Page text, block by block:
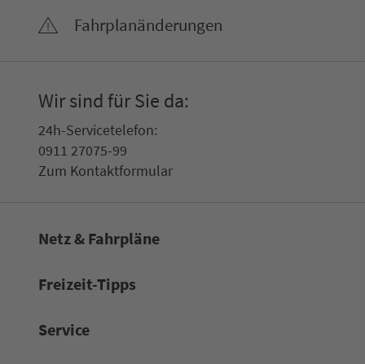
Fahr­plan­ände­rungen
Wir sind für Sie da:
24h-Ser­vice­te­le­fon:
0911 27075-99
Zum Kon­taktformular
Netz & Fahrpläne
Frei­zeit-Tipps
Service